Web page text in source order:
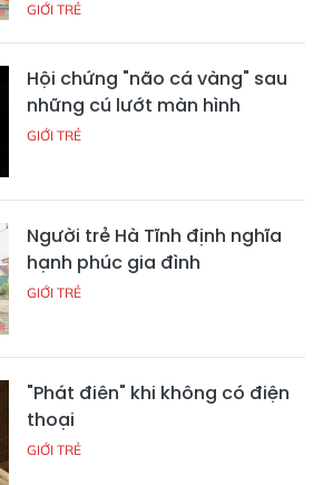
GIỚI TRẺ
Hội chứng "não cá vàng" sau
những cú lướt màn hình
GIỚI TRẺ
Người trẻ Hà Tĩnh định nghĩa
hạnh phúc gia đình
GIỚI TRẺ
"Phát điên" khi không có điện
thoại
GIỚI TRẺ